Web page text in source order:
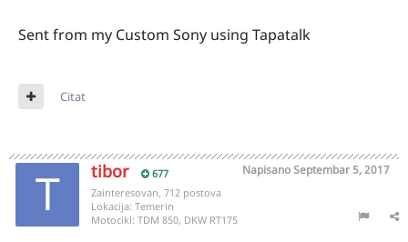
Sent from my Custom Sony using Tapatalk
Citat
tibor 677 NapisanoSeptembar 5, 2017
Zainteresovan, 712 postova
Lokacija: Temerin
Motocikl: TDM 850, DKW RT175